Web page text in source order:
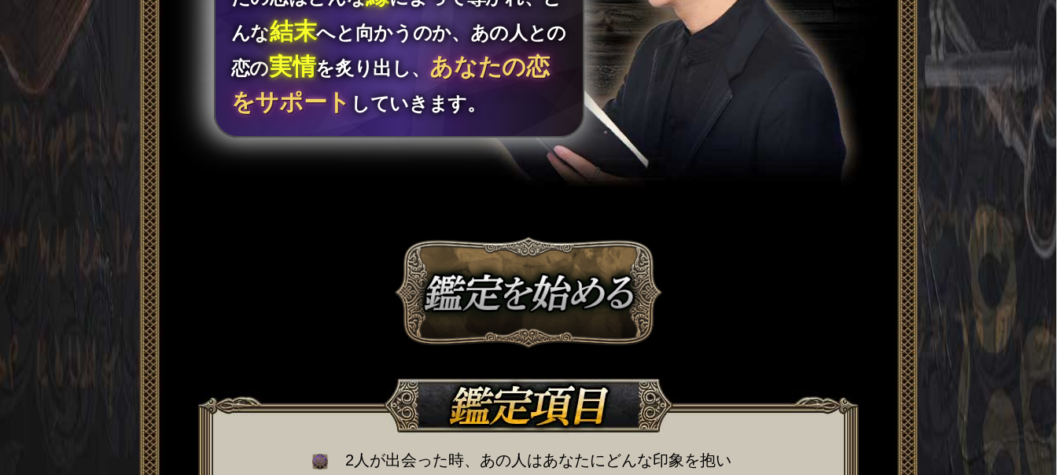
んな結末へと向かうのか、あの人との
恋の実情を炙り出し、 あなたの恋
をサポート していきます。
2人が出会った時、あの人はあなたにどんな印象を抱い